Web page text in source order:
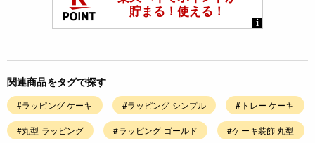
関連商品をタグで探す
#ラッピング ケーキ #ラッピング シンプル #トレー ケーキ
#丸型 ラッピング #ラッピング ゴールド #ケーキ装飾 丸型